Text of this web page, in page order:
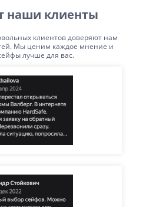
наши клиенты
клиентов доверяют нам
Мы ценим каждое мнение и
лучше для вас.